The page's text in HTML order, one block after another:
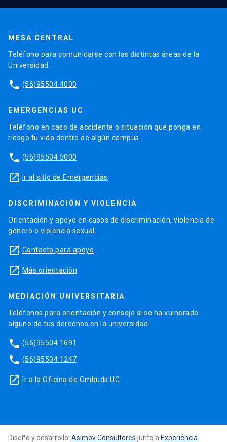
MESA CENTRAL
Teléfono para comunicarse con las distintas áreas de la
Universidad.
phone (56)95504 4000
EMERGENCIAS UC
Teléfono en caso de accidente o situación que ponga en
riesgo tu vida dentro de algún campus.
phone (56)95504 5000
launch Ir al sitio de Emergencias
DISCRIMINACIÓN Y VIOLENCIA
Orientación y apoyo en casos de discriminación, violencia de
género o violencia sexual.
launch Contacto para apoyo
launch Más orientación
MEDIACIÓN UNIVERSITARIA
Teléfonos para orientación y consejo si se ha vulnerado
alguno de tus derechos en la universidad.
phone (56)95504 1691
phone (56)95504 1247
launch Ir a la Oficina de Ombuds UC
Diseño y desarrollo: Asimov Consultores junto a Experiencia